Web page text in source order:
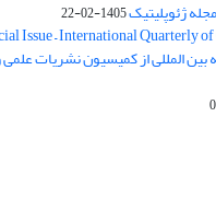
ژئوپلیتیک1405-02-22
Issue – International Quarterly
المللی از کمیسیون نشریات